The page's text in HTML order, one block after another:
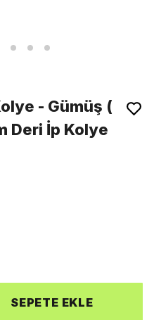
- Gümüş (
Deri İp Kolye
SEPETE EKLE